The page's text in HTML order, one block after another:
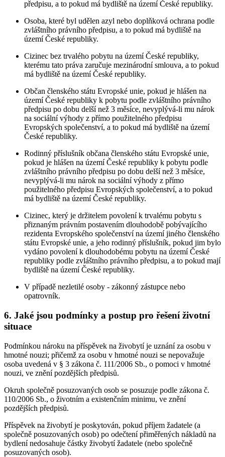
předpisu, a to pokud má bydliště na území České republiky.
Osoba, které byl udělen azyl nebo doplňková ochrana podle
zvláštního právního předpisu, a to pokud má bydliště na
území České republiky.
Cizinec bez trvalého pobytu na území České republiky,
kterému tato práva zaručuje mezinárodní smlouva, a to pokud
má bydliště na území České republiky.
Občan členského státu Evropské unie, pokud je hlášen na
území České republiky k pobytu podle zvláštního právního
předpisu po dobu delší než 3 měsíce, nevyplývá-li mu nárok
na sociální výhody z přímo použitelného předpisu
Evropských společenství, a to pokud má bydliště na území
České republiky.
Rodinný příslušník občana členského státu Evropské unie,
pokud je hlášen na území České republiky k pobytu podle
zvláštního právního předpisu po dobu delší než 3 měsíce,
nevyplývá-li mu nárok na sociální výhody z přímo
použitelného předpisu Evropských společenství, a to pokud
má bydliště na území České republiky.
Cizinec, který je držitelem povolení k trvalému pobytu s
přiznaným právním postavením dlouhodobě pobývajícího
rezidenta Evropského společenství na území jiného členského
státu Evropské unie, a jeho rodinný příslušník, pokud jim bylo
vydáno povolení k dlouhodobému pobytu na území České
republiky podle zvláštního právního předpisu, a to pokud mají
bydliště na území České republiky.
V případě nezletilé osoby - zákonný zástupce nebo
opatrovník.
6. Jaké jsou podmínky a postup pro řešení životní
situace
Podmínkou nároku na příspěvek na živobytí je uznání za osobu v
hmotné nouzi; přičemž za osobu v hmotné nouzi se nepovažuje
osoba uvedená v § 3 zákona č. 111/2006 Sb., o pomoci v hmotné
nouzi, ve znění pozdějších předpisů.
Okruh společně posuzovaných osob se posuzuje podle zákona č.
110/2006 Sb., o životním a existenčním minimu, ve znění
pozdějších předpisů.
Příspěvek na živobytí je poskytován, pokud příjem žadatele (a
společně posuzovaných osob) po odečtení přiměřených nákladů na
bydlení nedosahuje částky živobytí žadatele (nebo společně
posuzovaných osob).